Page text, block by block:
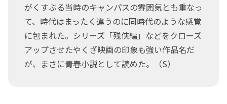
がくすぶる当時のキャンパスの雰囲気とも重なっ
て、時代はまったく違うのに同時代のような感覚
に包まれた。シリーズ「残侠編」などをクローズ
アップさせたやくざ映画の印象も強い作品名だ
が、まさに青春小説として読めた。（S）